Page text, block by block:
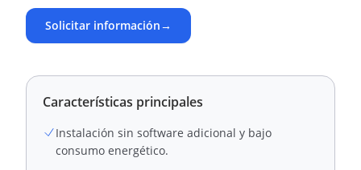
Solicitar información→
Características principales
Instalación sin software adicional y bajo
consumo energético.